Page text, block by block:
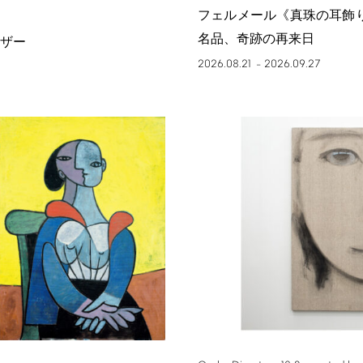
ー
フェルメール《真珠の耳飾
名品、奇跡の再来日
2026.08.21 – 2026.09.27